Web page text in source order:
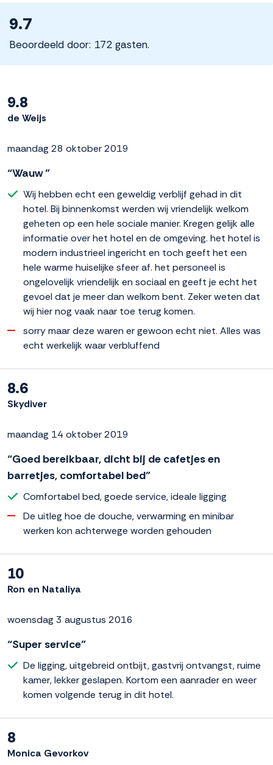
9.7
Beoordeeld door: 172 gasten.
9.8
de Weijs
maandag 28 oktober 2019
“Wauw ”
Wij hebben echt een geweldig verblijf gehad in dit
hotel. Bij binnenkomst werden wij vriendelijk welkom
geheten op een hele sociale manier. Kregen gelijk alle
informatie over het hotel en de omgeving. het hotel is
modern industrieel ingericht en toch geeft het een
hele warme huiselijke sfeer af. het personeel is
ongelovelijk vriendelijk en sociaal en geeft je echt het
gevoel dat je meer dan welkom bent. Zeker weten dat
wij hier nog vaak naar toe terug komen.
sorry maar deze waren er gewoon echt niet. Alles was
echt werkelijk waar verbluffend
8.6
Skydiver
maandag 14 oktober 2019
“Goed bereikbaar, dicht bij de cafetjes en
barretjes, comfortabel bed”
Comfortabel bed, goede service, ideale ligging
De uitleg hoe de douche, verwarming en minibar
werken kon achterwege worden gehouden
10
Ron en Nataliya
woensdag 3 augustus 2016
“Super service”
De ligging, uitgebreid ontbijt, gastvrij ontvangst, ruime
kamer, lekker geslapen. Kortom een aanrader en weer
komen volgende terug in dit hotel.
8
Monica Gevorkov